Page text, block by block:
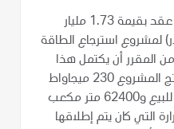
وتشمل الاتفاقية الثانية ترسية عقد بقيمة 1.73 مليار
مليون دولار) لمشروع استرجاع الطاقة
المقرر أن يكتمل هذا
المشروع نهاية عام 2023. وينتج المشروع 230 ميجاواط
إضافية من الكهرباء المخصصة للبيع و62400 متر مكعب
التي كان يتم إطلاقها